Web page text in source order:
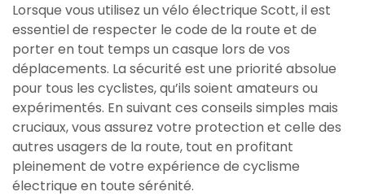
Lorsque vous utilisez un vélo électrique Scott, il est
essentiel de respecter le code de la route et de
porter en tout temps un casque lors de vos
déplacements. La sécurité est une priorité absolue
pour tous les cyclistes, qu’ils soient amateurs ou
expérimentés. En suivant ces conseils simples mais
cruciaux, vous assurez votre protection et celle des
autres usagers de la route, tout en profitant
pleinement de votre expérience de cyclisme
électrique en toute sérénité.